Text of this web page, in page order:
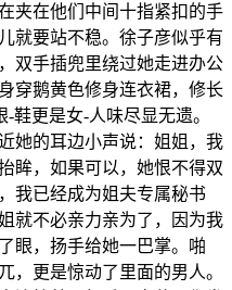
夹在他们中间十指紧扣的手
就要站不稳。徐子彦似乎有
双手插兜里绕过她走进办公
穿鹅黄色修身连衣裙，修长
鞋更是女-人味尽显无遗。
她的耳边小声说：姐姐，我
眸，如果可以，她恨不得双
我已经成为姐夫专属秘书
就不必亲力亲为了，因为我
眼，扬手给她一巴掌。啪
更是惊动了里面的男人。